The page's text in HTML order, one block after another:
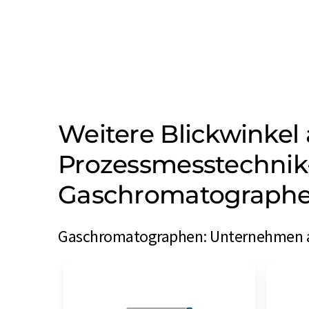
Weitere Blickwinkel
Gaschromatographen: